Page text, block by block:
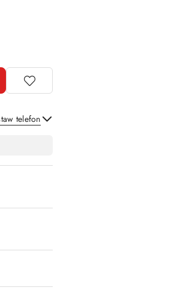
telefon